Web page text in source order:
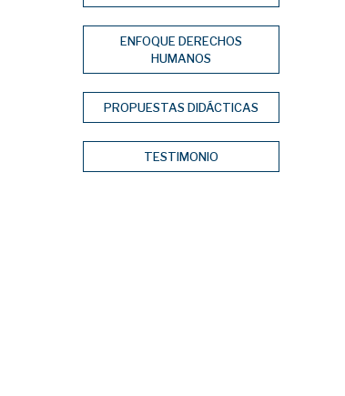
ENFOQUE DERECHOS
HUMANOS
PROPUESTAS DIDÁCTICAS
TESTIMONIO